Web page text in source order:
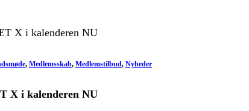
, Medlemsskab, Medlemstilbud, Nyheder
X i kalenderen NU